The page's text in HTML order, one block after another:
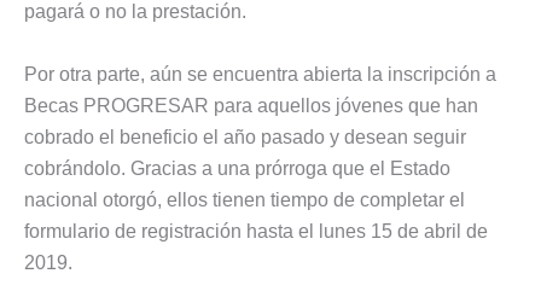
pagará o no la prestación.
Por otra parte, aún se encuentra abierta la inscripción a
Becas PROGRESAR para aquellos jóvenes que han
cobrado el beneficio el año pasado y desean seguir
cobrándolo. Gracias a una prórroga que el Estado
nacional otorgó, ellos tienen tiempo de completar el
formulario de registración hasta el lunes 15 de abril de
2019.